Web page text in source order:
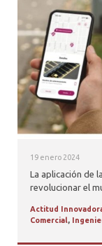
19 enero 2024
La aplicación de
revolucionar el
Actitud
Comercial,